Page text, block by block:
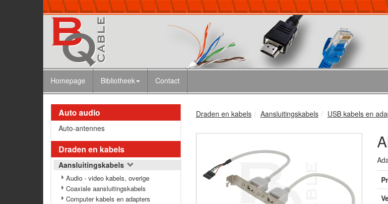
Homepage Bibliotheek Contact
Auto audio
Auto-antennes
Draden en kabels
Aansluitingskabels
Audio - video kabels, overige
Coaxiale aansluitingskabels
Computer kabels en adapters
Draden en kabels Aansluitingskabels USB kabels en